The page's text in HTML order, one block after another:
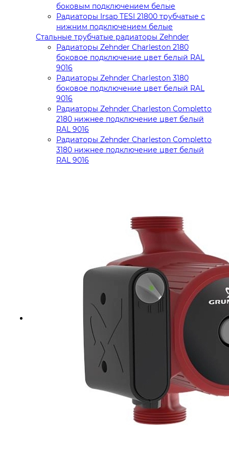
боковым подключением белые
Радиаторы Irsap TESI 21800 трубчатые с
нижним подключением белые
Стальные трубчатые радиаторы Zehnder
Радиаторы Zehnder Charleston 2180
боковое подключение цвет белый RAL
9016
Радиаторы Zehnder Charleston 3180
боковое подключение цвет белый RAL
9016
Радиаторы Zehnder Charleston Completto
2180 нижнее подключение цвет белый
RAL 9016
Радиаторы Zehnder Charleston Completto
3180 нижнее подключение цвет белый
RAL 9016